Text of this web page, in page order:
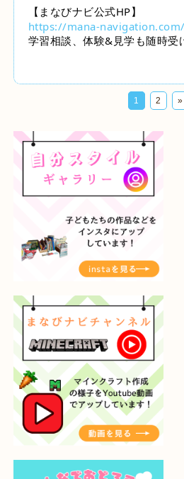
【まなびナビ公式HP】
https://mana-navigation.com/
学習相談、体験&見学も随時
1 2 »